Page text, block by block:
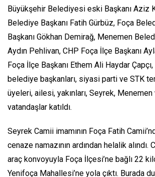
Büyükşehir Belediyesi eski Başkanı Aziz
Belediye Başkanı Fatih Gürbüz, Foça
Başkanı Gökhan Demirağ, Menemen
Aydın Pehlivan, CHP Foça İlçe Başkanı
Foça İlçe Başkanı Ethem Ali Haydar
belediye başkanları, siyasi parti ve STK
üyeleri, ailesi, yakınları, Seyrek, Menemen
vatandaşlar katıldı.
Seyrek Camii imamının Foça Fatih
cenaze namazının ardından helalik alındı.
araç konvoyuyla Foça İlçesi’ne bağlı 22
Yenifoça Mahallesi’ne yola çıktı. Burada